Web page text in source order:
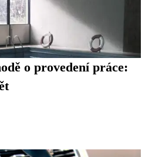
o provedení práce: